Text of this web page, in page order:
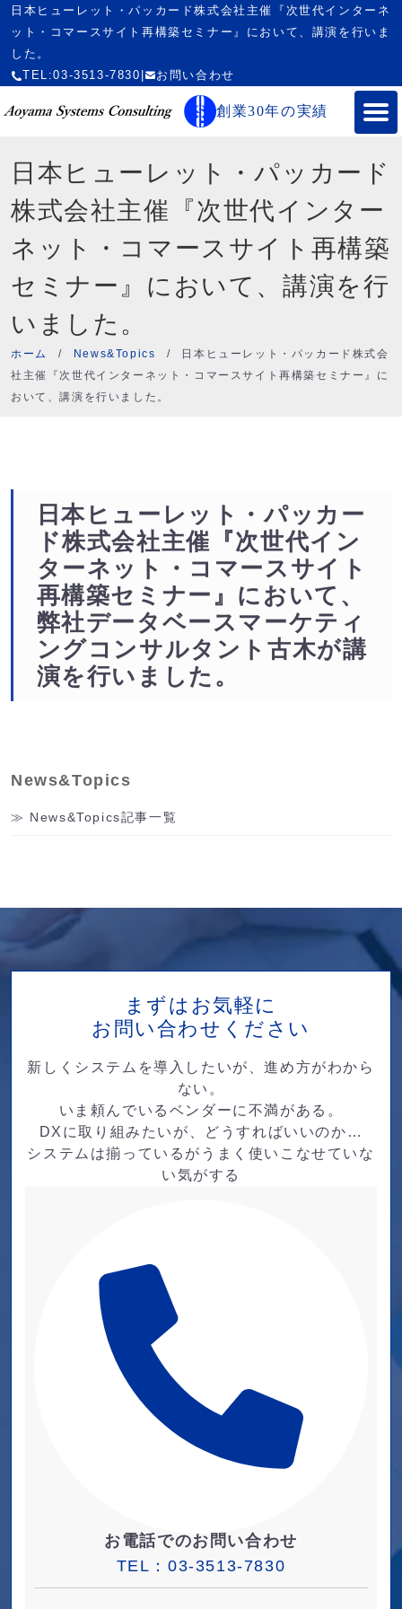
日本ヒューレット・パッカード株式会社主催『次世代インターネ
ット・コマースサイト再構築セミナー』において、講演を行いま
した。
TEL:03-3513-7830
お問い合わせ
創業30年の実績
日本ヒューレット・パッカード
株式会社主催『次世代インター
ネット・コマースサイト再構築
セミナー』において、講演を行
いました。
ホーム / News&Topics /
日本ヒューレット・パッカード株式会
社主催『次世代インターネット・コマースサイト再構築セミナー』に
おいて、講演を行いました。
日本ヒューレット・パッカー
ド株式会社主催『次世代イン
ターネット・コマースサイト
再構築セミナー』において、
弊社データベースマーケティ
ングコンサルタント古木が講
演を行いました。
News&Topics
News&Topics記事一覧
まずはお気軽に
お問い合わせください
新しくシステムを導入したいが、進め方がわから
ない。
いま頼んでいるベンダーに不満がある。
DXに取り組みたいが、どうすればいいのか…
システムは揃っているがうまく使いこなせていな
い気がする
お電話でのお問い合わせ
TEL：03-3513-7830